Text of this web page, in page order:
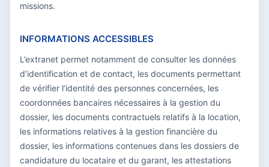
missions.
INFORMATIONS ACCESSIBLES
L’extranet permet notamment de consulter les données
d’identification et de contact, les documents permettant
de vérifier l’identité des personnes concernées, les
coordonnées bancaires nécessaires à la gestion du
dossier, les documents contractuels relatifs à la location,
les informations relatives à la gestion financière du
dossier, les informations contenues dans les dossiers de
candidature du locataire et du garant, les attestations